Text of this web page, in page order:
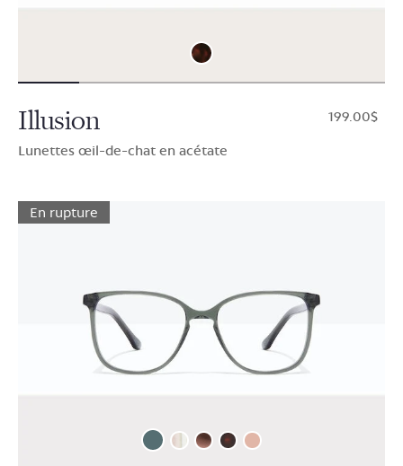
Illusion
Lunettes œil-de-chat en acétate
$199.00
En rupture